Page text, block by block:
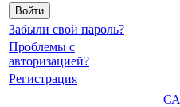
Забыли свой пароль?
Проблемы с
авторизацией?
Регистрация